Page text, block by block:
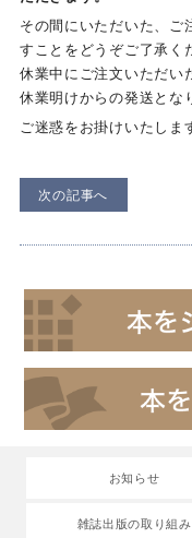
その間にいただいた、ご
すことをどうぞご了承く
休業中にご注文いただい
休業明けからの発送とな
ご迷惑をお掛けいたしま
次の記事へ
お知らせ
雑誌出版の取り組み